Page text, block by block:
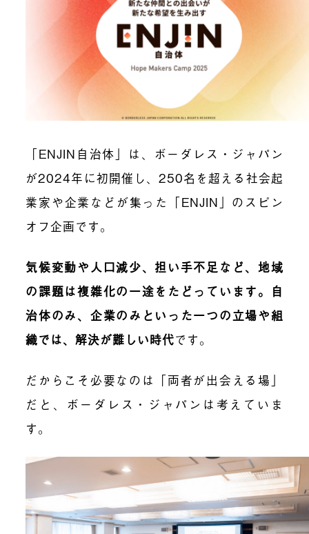
「ENJIN自治体」は、ボーダレス・ジャパン
が2024年に初開催し、250名を超える社会起
業家や企業などが集った「ENJIN」のスピン
オフ企画です。
気候変動や人口減少、担い手不足など、地域
の課題は複雑化の一途をたどっています。自
治体のみ、企業のみといった一つの立場や組
織では、解決が難しい時代です。
だからこそ必要なのは「両者が出会える場 」
だと、ボーダレス・ジャパンは考えていま
す。